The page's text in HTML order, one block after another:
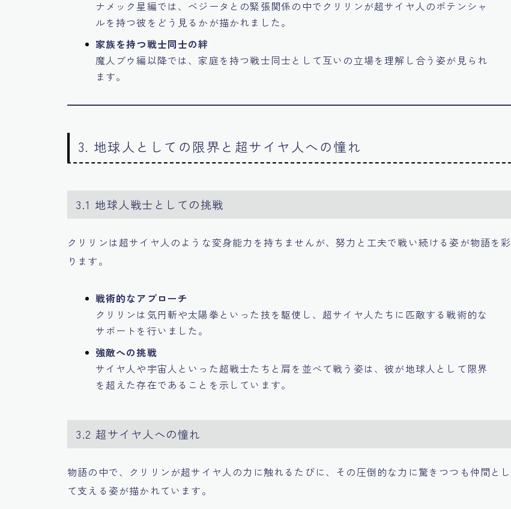
ナメック星編では、ベジータとの緊張関係の中でクリリンが超サイヤ人のポテンシャ
ルを持つ彼をどう見るかが描かれました。
家族を持つ戦士同士の絆
魔人ブウ編以降では、家庭を持つ戦士同士として互いの立場を理解し合う姿が見られ
ます。
3. 地球人としての限界と超サイヤ人への憧れ
3.1 地球人戦士としての挑戦
クリリンは超サイヤ人のような変身能力を持ちませんが、努力と工夫で戦い続ける姿が物語を彩
ります。
戦術的なアプローチ
クリリンは気円斬や太陽拳といった技を駆使し、超サイヤ人たちに匹敵する戦術的な
サポートを行いました。
強敵への挑戦
サイヤ人や宇宙人といった超戦士たちと肩を並べて戦う姿は、彼が地球人として限界
を超えた存在であることを示しています。
3.2 超サイヤ人への憧れ
物語の中で、クリリンが超サイヤ人の力に触れるたびに、その圧倒的な力に驚きつつも仲間とし
て支える姿が描かれています。